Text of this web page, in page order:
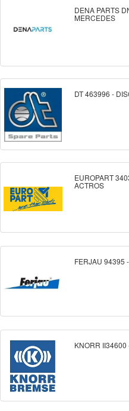
DENA PARTS
MERCEDES
DT 463996 -
EUROPART
ACTROS
FERJAU 94395
KNORR II34600